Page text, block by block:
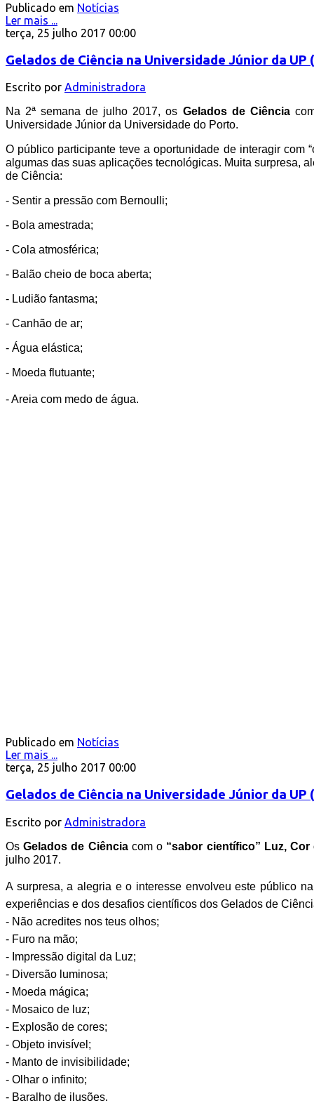
Publicado em Notícias
Ler mais ...
terça, 25 julho 2017 00:00
Gelados de Ciência na Universidade Júnior da UP
Escrito por Administradora
Na 2ª semana de julho 2017, os Gelados de Ciência
Universidade Júnior da Universidade do Porto.
O público participante teve a oportunidade de interagir com
algumas das suas aplicações tecnológicas. Muita surpresa,
de Ciência:
- Sentir a pressão com Bernoulli;
- Bola amestrada;
- Cola atmosférica;
- Balão cheio de boca aberta;
- Ludião fantasma;
- Canhão de ar;
- Água elástica;
- Moeda flutuante;
- Areia com medo de água.
Publicado em Notícias
Ler mais ...
terça, 25 julho 2017 00:00
Gelados de Ciência na Universidade Júnior da UP
Escrito por Administradora
OsGelados de Ciênciacom o “sabor científico” Luz,
julho 2017.
A surpresa, a alegria e o interesse envolveu este público
experiências e dos desafios científicos dos Gelados de
- Não acredites nos teus olhos;
- Furo na mão;
- Impressão digital da Luz;
- Diversão luminosa;
- Moeda mágica;
- Mosaico de luz;
- Explosão de cores;
- Objeto invisível;
- Manto de invisibilidade;
- Olhar o infinito;
- Baralho de ilusões.